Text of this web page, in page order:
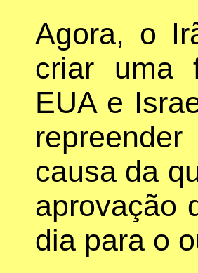
Agora, o
criar uma
EUA e
causa da
aprovação
dia para o